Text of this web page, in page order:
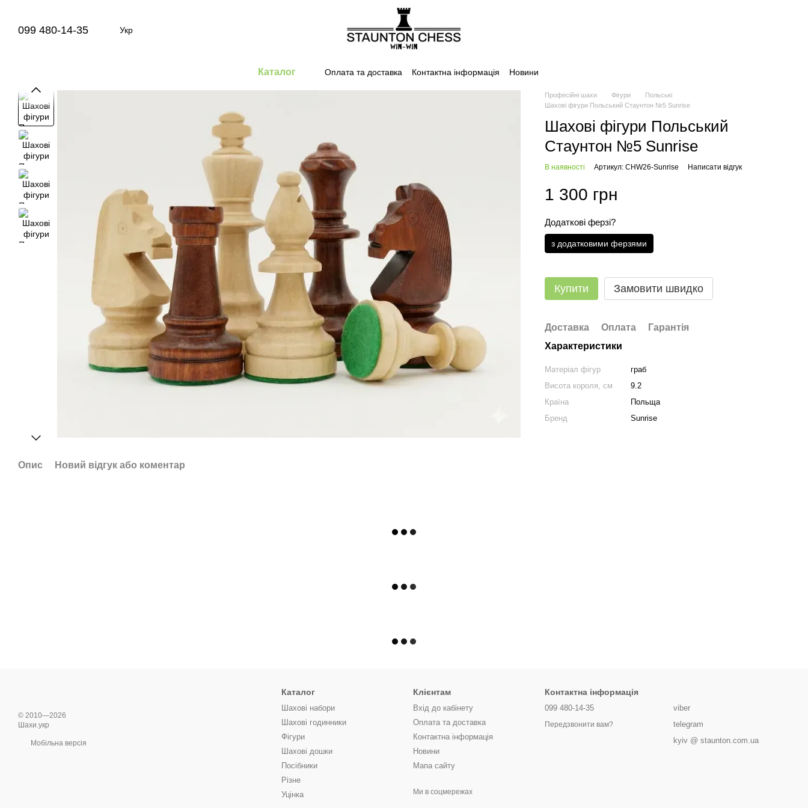
099 480-14-35 Укр
Каталог Оплата та доставка Контактна інформація Новини
Опис Новий відгук або коментар
Професійні шахи Фігури
Польські
Шахові фігури Польський Стаунтон №5 Sunrise
Шахові фігури Польський
Стаунтон №5 Sunrise
В наявності Артикул: CHW26-Sunrise Написати відгук
1 300 грн
Додаткові ферзі?
з додатковими ферзями
Купити Замовити швидко
Доставка Оплата
Гарантія
Характеристики
Матеріал фігур
граб
Висота короля, см
9.2
Країна
Польща
Бренд
Sunrise
© 2010—2026
Шахи.укр
Мобільна версія
Каталог
Шахові набори
Шахові годинники
Фігури
Шахові дошки
Посібники
Різне
Уцінка
Клієнтам
Вхід до кабінету
Оплата та доставка
Контактна інформація
Новини
Мапа сайту
Ми в соцмережах
Контактна інформація
099 480-14-35
Передзвонити вам?
viber
telegram
kyiv @ staunton.com.ua